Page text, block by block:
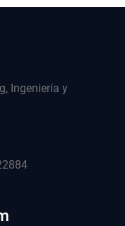
Ingeniería y